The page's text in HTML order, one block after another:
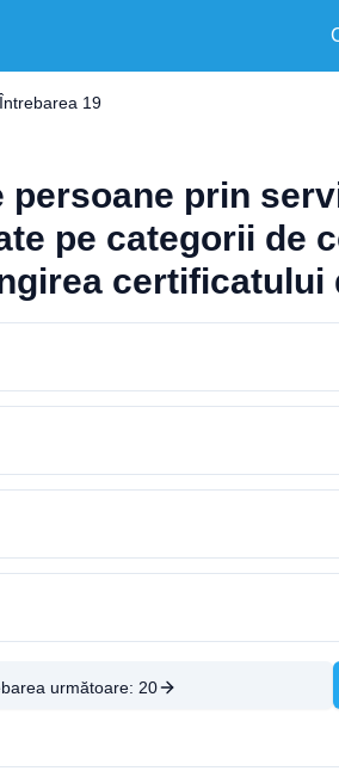
Întrebarea 19
prin
pe categorii de
certificatului
următoare: 20